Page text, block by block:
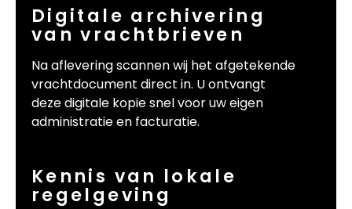
Digitale archivering
van vrachtbrieven
Na aflevering scannen wij het afgetekende
vrachtdocument direct in. U ontvangt
deze digitale kopie snel voor uw eigen
administratie en facturatie.
Kennis van lokale
regelgeving